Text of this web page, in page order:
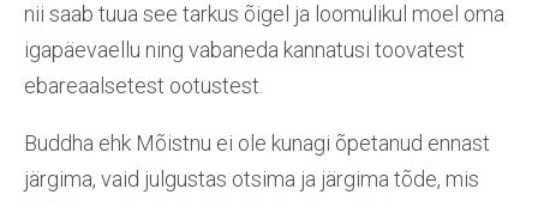
nii saab tuua see tarkus õigel ja loomulikul moel oma
igapäevaellu ning vabaneda kannatusi toovatest
ebareaalsetest ootustest.
Buddha ehk Mõistnu ei ole kunagi õpetanud ennast
järgima, vaid julgustas otsima ja järgima tõde, mis